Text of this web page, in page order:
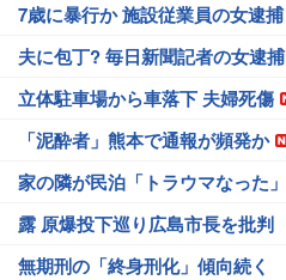
7歳に暴行か 施設従業員の女逮捕
夫に包丁? 毎日新聞記者の女逮捕
立体駐車場から車落下 夫婦死傷
「泥酔者」熊本で通報が頻発か
家の隣が民泊「トラウマなった」
露 原爆投下巡り広島市長を批判
無期刑の「終身刑化」傾向続く